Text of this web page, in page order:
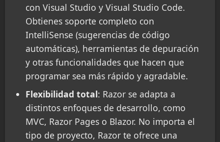
con Visual Studio y Visual Studio Code.
Obtienes soporte completo con
IntelliSense (sugerencias de código
automáticas), herramientas de depuración
y otras funcionalidades que hacen que
programar sea más rápido y agradable.
Flexibilidad total: Razor se adapta a
distintos enfoques de desarrollo, como
MVC, Razor Pages o Blazor. No importa el
tipo de proyecto, Razor te ofrece una